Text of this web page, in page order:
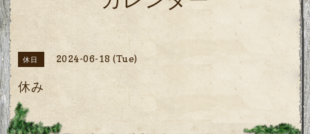
休日 2024-06-18 (Tue)
休み